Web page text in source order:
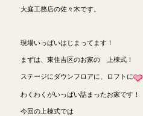
大庭工務店の佐々木です。
現場いっぱいはじまってます！
まずは、東住吉区のお家の 上棟式！
ステージにダウンフロアに、ロフトに
わくわくがいっぱい詰まったお家です！
今回の上棟式では